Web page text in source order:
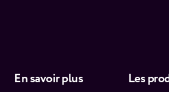
En savoir plus Les